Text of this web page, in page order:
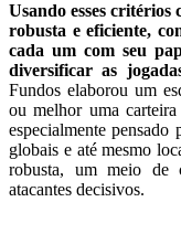
Usando esses
robusta e eficiente,
cada um com seu
diversificar as
Fundos elaborou um
ou melhor uma
especialmente
globais e até mesmo
robusta, um meio de
atacantes decisivos.